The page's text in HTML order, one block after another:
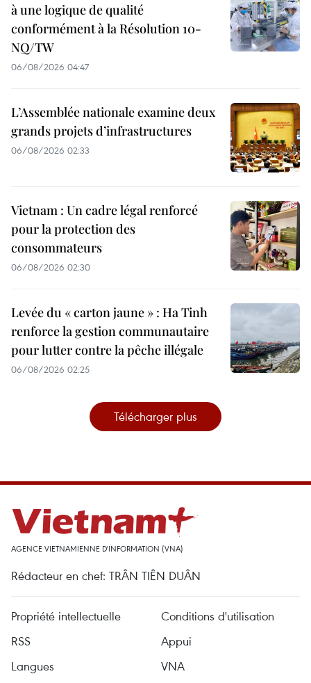
à une logique de qualité
conformément à la Résolution 10-
NQ/TW
06/08/2026 04:47
L’Assemblée nationale examine deux
grands projets d’infrastructures
06/08/2026 02:33
Vietnam : Un cadre légal renforcé
pour la protection des
consommateurs
06/08/2026 02:30
Levée du « carton jaune » : Ha Tinh
renforce la gestion communautaire
pour lutter contre la pêche illégale
06/08/2026 02:25
Télécharger plus
AGENCE VIETNAMIENNE D'INFORMATION (VNA)
Rédacteur en chef: TRÂN TIÊN DUÂN
Propriété intellectuelle
Conditions d'utilisation
RSS
Appui
Langues
VNA